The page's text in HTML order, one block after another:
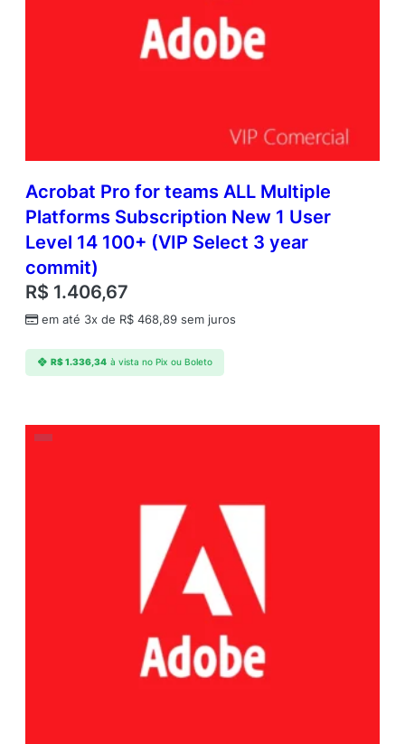
Acrobat Pro for teams ALL Multiple
Platforms Subscription New 1 User
Level 14 100+ (VIP Select 3 year
commit)
R$ 1.406,67
em até 3x de R$ 468,89 sem juros
R$1.336,34 à vista no Pix ou Boleto